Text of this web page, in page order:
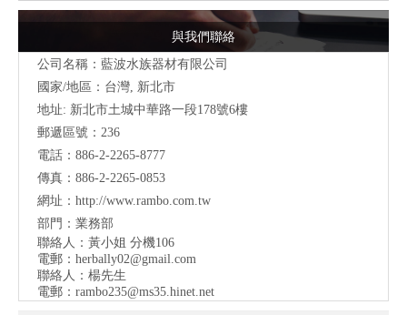
與我們聯絡
公司名稱：藍波水族器材有限公司
國家/地區：台灣, 新北市
地址: 新北市土城中華路一段178號6樓
郵遞區號：236
電話：886-2-2265-8777
傳真：886-2-2265-0853
網址： http://www.rambo.com.tw
部門：業務部
聯絡人：黃小姐 分機106
電郵： herbally02@gmail.com
聯絡人：楊先生
電郵： rambo235@ms35.hinet.net